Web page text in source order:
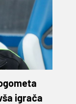
igrača